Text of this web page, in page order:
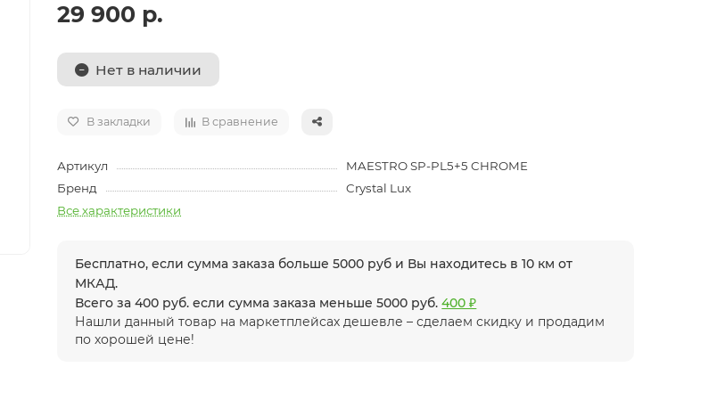
29 900 р.
Нет в наличии
В закладки В сравнение
Артикул
MAESTRO SP-PL5+5 CHROME
Бренд
Crystal Lux
Все характеристики
Бесплатно, если сумма заказа больше 5000 руб и Вы находитесь в 10 км от
МКАД.
Всего за 400 руб. если сумма заказа меньше 5000 руб.400 ₽
Нашли данный товар на маркетплейсах дешевле – сделаем скидку и продадим
по хорошей цене!